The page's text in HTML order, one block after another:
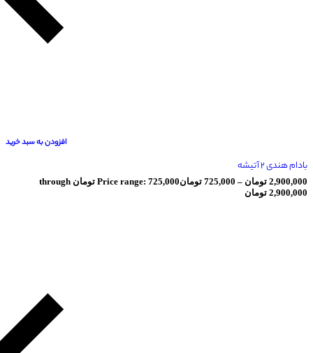
افزودن به سبد خرید
–
725,000 تومان Price range: 725,000 تومان through